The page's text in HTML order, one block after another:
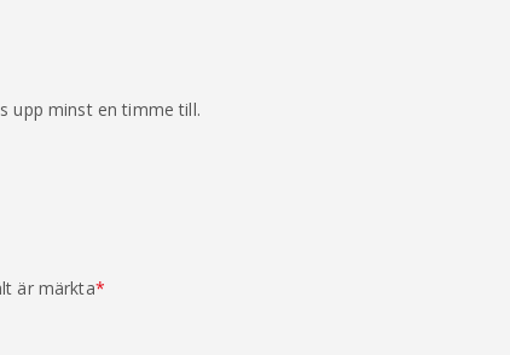
upp minst en timme till.
är märkta*